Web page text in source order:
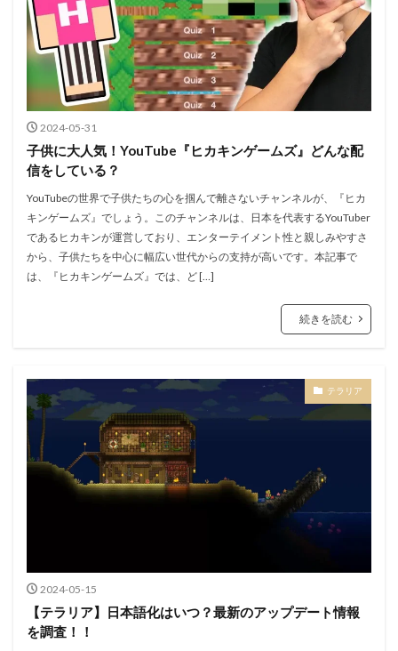
2024-05-31
子供に大人気！YouTube『ヒカキンゲームズ』どんな配
信をしている？
YouTubeの世界で子供たちの心を掴んで離さないチャンネルが、『ヒカ
キンゲームズ』でしょう。このチャンネルは、日本を代表するYouTuber
であるヒカキンが運営しており、エンターテイメント性と親しみやすさ
から、子供たちを中心に幅広い世代からの支持が高いです。本記事で
は、『ヒカキンゲームズ』では、ど […]
続きを読む
テラリア
2024-05-15
【テラリア】日本語化はいつ？最新のアップデート情報
を調査！！